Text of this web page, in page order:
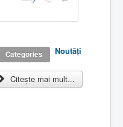
Categories Noutăţi
Citește mai mult...